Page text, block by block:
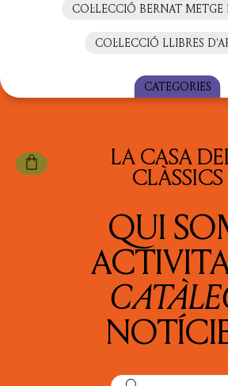
COL·LECCIÓ BERNAT METGE
COL·LECCIÓ LLIBRES
CATEGORIES
CIÈNCIA
FILOSOFIA
HISTÒRIA
MITOGRAFIA
NOVEL·LA
ORATÒRIA I
LA CASA
CLÀSSICS
QUI